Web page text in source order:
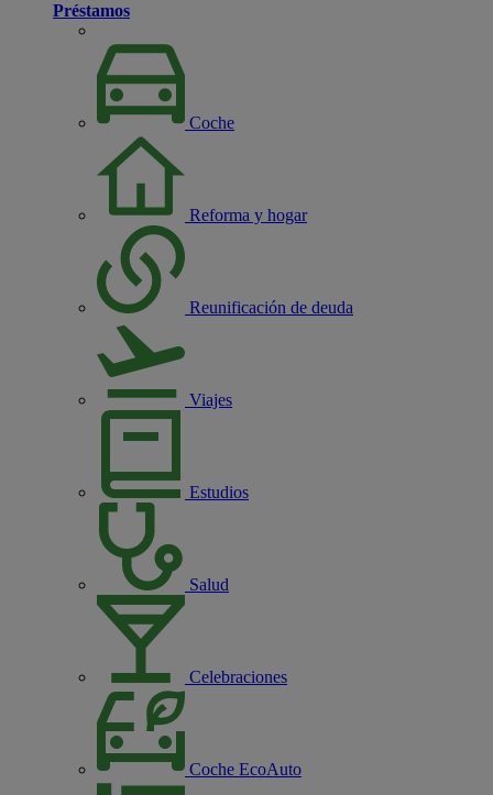
Préstamos
Coche
Reforma y hogar
Reunificación de deuda
Viajes
Estudios
Salud
Celebraciones
Coche EcoAuto